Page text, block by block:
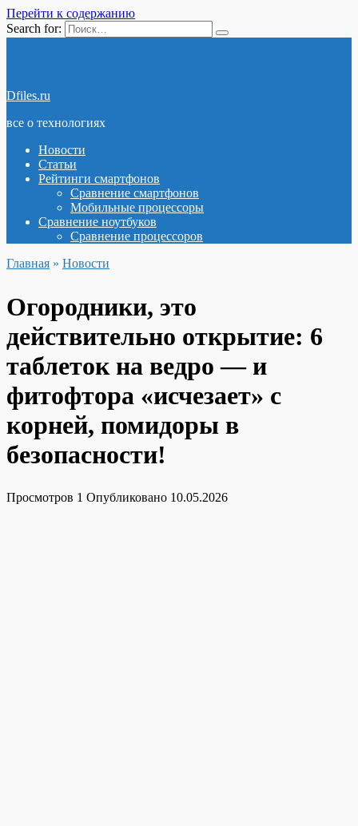
Перейти к содержанию
Search for:
Dfiles.ru
все о технологиях
Новости
Статьи
Рейтинги смартфонов
Сравнение смартфонов
Мобильные процессоры
Сравнение ноутбуков
Сравнение процессоров
Главная » Новости
Огородники, это
действительно открытие: 6
таблеток на ведро — и
фитофтора «исчезает» с
корней, помидоры в
безопасности!
Просмотров 1 Опубликовано 10.05.2026